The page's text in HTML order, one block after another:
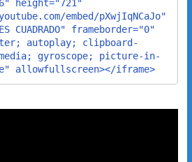
height="721"
embed/pXwjIqNCaJo"
CUADRADO" frameborder="0"
autoplay; clipboard-
gyroscope; picture-in-
allowfullscreen></iframe>